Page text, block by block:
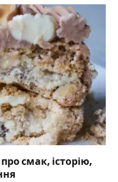
смак, історію,